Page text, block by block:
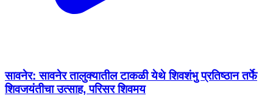
सावनेर: सावनेर तालुक्यातील टाकळी येथे शिवशंभु प्रतिष्ठान तर्फे
शिवजयंतीचा उत्साह, परिसर शिवमय